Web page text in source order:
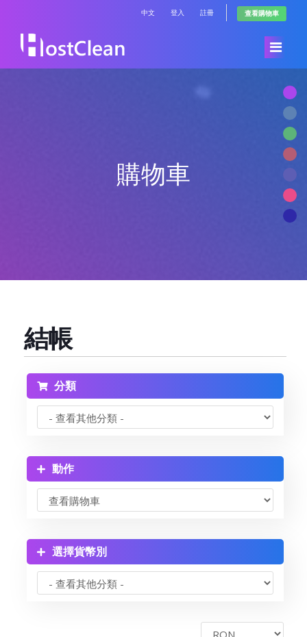
中文 登入 註冊 查看購物車
Reseller Radio SonicPanel SHOUTcast
WebHosting
Reseller Web Hosting
Servere VPS
Counter Strike Go
購物車
結帳
分類
動作
選擇貨幣別